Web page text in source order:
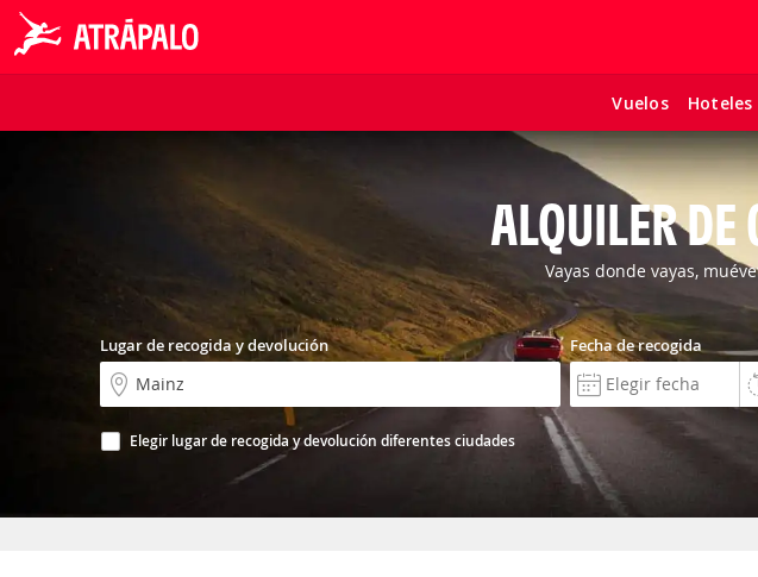
Vuelos Hoteles
ALQUILER
Vayas donde vayas,
Lugar de recogida y devolución
Elegir lugar de recogida y devolución diferentes ciudades
Fecha de recogida